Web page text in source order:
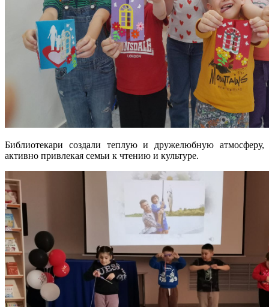
Библиотекари создали теплую и дружелюбную атмосферу,
активно привлекая семьи к чтению и культуре.